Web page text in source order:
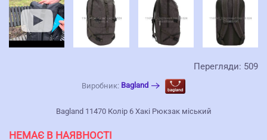
Перегляди: 509
Виробник: Bagland
Bagland 11470 Колір 6 Хакі Рюкзак міський
НЕМАЄ В НАЯВНОСТІ